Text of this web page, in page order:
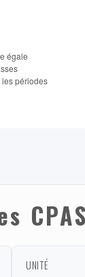
égale​
les périodes
UNITÉ